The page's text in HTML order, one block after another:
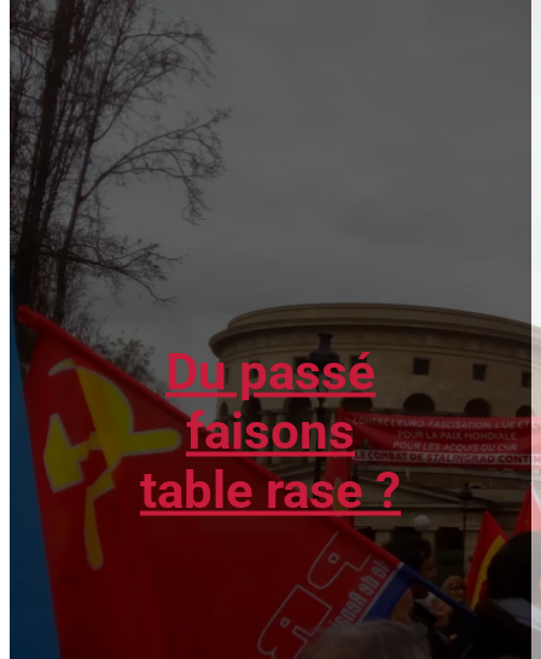
Du passé
faisons
table rase ?